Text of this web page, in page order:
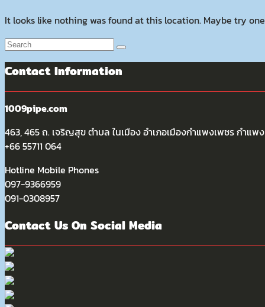
It looks like nothing was found at this location. Maybe try
Contact Information
1009pipe.com
463, 465 ถ. เจริญสุข ตำบล ในเมือง อำเภอเมืองกำแพงเพชร กำแพ
+66 55711 064
Hotline Mobile Phones
097-9366959
091-0308957
Contact Us On Social Media